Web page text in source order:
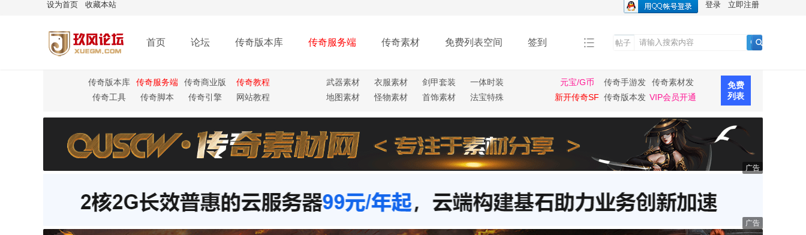
设为首页 收藏本站 登录 立即注册
首页 论坛 传奇版本库 传奇服务端 传奇素材 免费列表空间 签到 帖子
传奇版本库 传奇服务端
传奇商业版
本
传奇教程
传奇工具
传奇脚本 传奇引擎 网站教程
武器素材 衣服素材 剑甲套装
一体时装
地图素材
怪物素材 首饰素材 法宝特殊
元宝/G币
传奇手游发
布
传奇素材发
布
新开传奇SF 传奇版本发 VIP会员开通
免费
列表
广告
广告